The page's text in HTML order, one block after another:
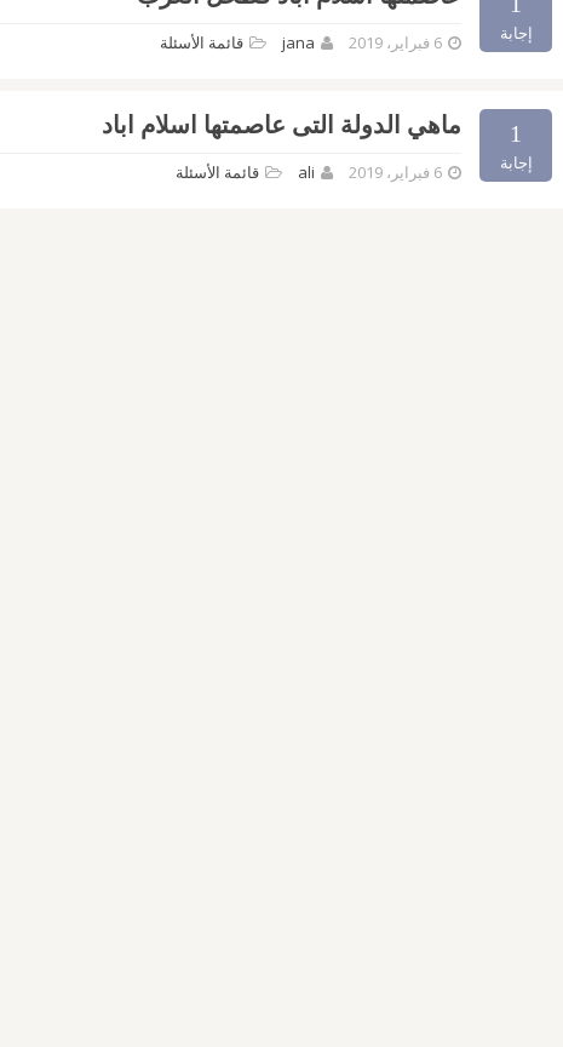
إجابة 6 فبراير، 2019 jana قائمة الأسئلة
1
إجابة
ماهي الدولة التى عاصمتها اسلام اباد
6 فبراير، 2019 ali قائمة الأسئلة